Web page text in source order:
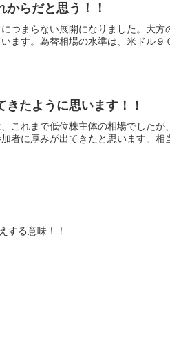
らだと思う！！
つまらない展開になりました。大
ます。為替相場の水準は、米ドル
たように思います！！
これまで低位株主体の相場でした
者に厚みが出てきたと思います。
する意味！！